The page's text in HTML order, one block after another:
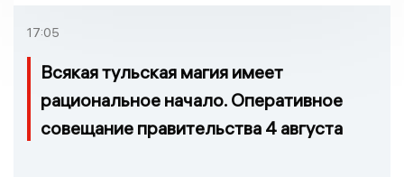
17:05
Всякая тульская магия имеет
рациональное начало. Оперативное
совещание правительства 4 августа